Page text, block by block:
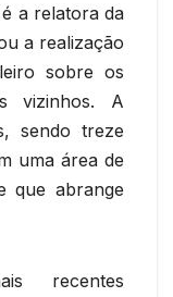
a relatora da
a realização
sobre os
vizinhos. A
sendo treze
uma área de
que abrange
recentes